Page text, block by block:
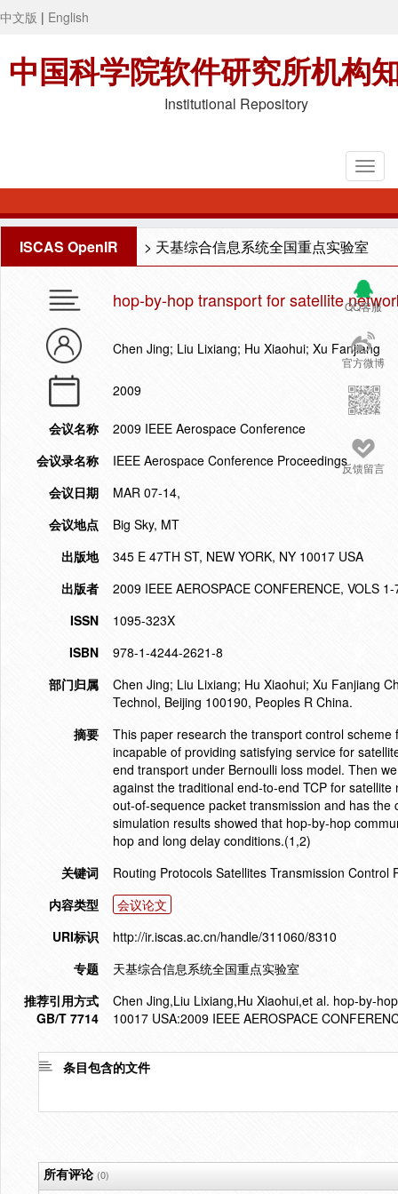
中文版 | English
中国科学院软件研究所机构
Institutional Repository
ISCAS OpenIR > 天基综合信息系统全国重点实验室
QQ客服
官方微博
反馈留言
hop-by-hop transport for satellite
Chen Jing; Liu Lixiang; Hu Xiaohui; Xu Fanjiang
2009
会议名称
2009 IEEE Aerospace Conference
会议录名称
IEEE Aerospace Conference Proceedings
会议日期
MAR 07-14,
会议地点
Big Sky, MT
出版地
345 E 47TH ST, NEW YORK, NY 10017 USA
出版者
2009 IEEE AEROSPACE CONFERENCE, VOLS 1-
ISSN
1095-323X
ISBN
978-1-4244-2621-8
部门归属
Chen Jing; Liu Lixiang; Hu Xiaohui; Xu Fanjiang
Technol, Beijing 100190, Peoples R China.
摘要
This paper research the transport control
incapable of providing satisfying service for
end transport under Bernoulli loss model. Then
against the traditional end-to-end TCP for
out-of-sequence packet transmission and has
simulation results showed that hop-by-hop
hop and long delay conditions.(1,2)
关键词
Routing Protocols Satellites Transmission Control
内容类型
会议论文
URI标识
http://ir.iscas.ac.cn/handle/311060/8310
专题
天基综合信息系统全国重点实验室
推荐引用方式
GB/T 7714
Chen Jing,Liu Lixiang,Hu Xiaohui,et al. hop-by-
10017 USA:2009 IEEE AEROSPACE
条目包含的文件
所有评论(0)